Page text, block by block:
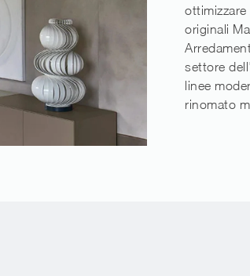
originali
settore
linee
rinomato